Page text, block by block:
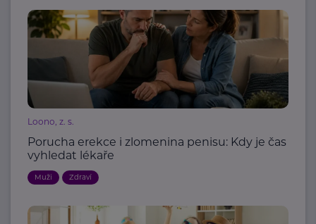
Loono, z. s.
Porucha erekce i zlomenina penisu: Kdy je čas
vyhledat lékaře
Muži Zdraví